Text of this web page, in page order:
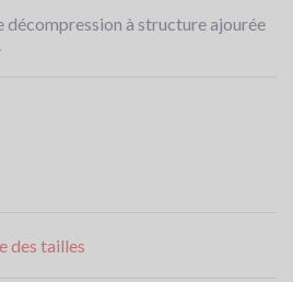
décompression à structure ajourée
des tailles